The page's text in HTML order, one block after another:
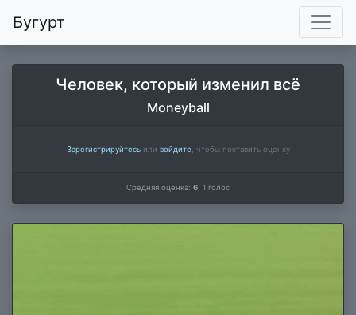
Бугурт
Человек, который изменил всё
Moneyball
Зарегистрируйтесьили войдите , чтобы поставить оценку
Средняя оценка: 6 1 голос